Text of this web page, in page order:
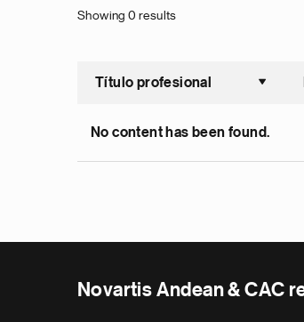
Showing 0 results
Título profesional
No content has been found.
Novartis Andean & CAC